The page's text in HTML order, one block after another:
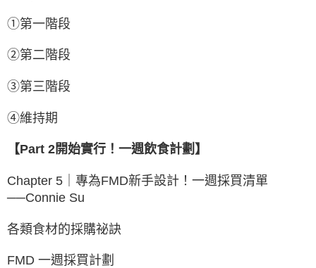
①第一階段
②第二階段
③第三階段
④維持期
【Part 2開始實行！一週飲食計劃】
Chapter 5｜專為FMD新手設計！一週採買清單
──Connie Su
各類食材的採購祕訣
FMD 一週採買計劃